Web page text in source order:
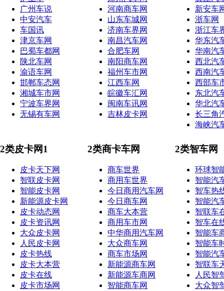
广州车说
中安汽车
车国讯
津京车网
巴蜀车都网
陕北车网
渝语车网
邯郸车态网
湘城车市网
宁波车界网
无锡有车网
河南商车网
山东车城网
济南车界网
南昌汽车网
合肥车网
南阳商车网
福州车市网
江西车网
皖徽车汇网
闽南车讯网
吉林皮卡网
新安车
浙车网
浙江车
华东汽
华南汽
西北汽
西南汽
西部车
东北汽
华北汽
长三角
海峡汽
2类皮卡网1
皮卡天下网
智联皮卡网
智能皮卡网
新能源皮卡网
皮卡动态网
皮卡资讯网
大众皮卡网
人民皮卡网
皮卡热线
皮卡大本营
皮卡在线
皮卡市场网
2类商卡车网
商车世界
商用车世界
今日商用汽车网
今日商车网
商车大本营
商用车市网
中华商用汽车网
大众商车网
商车市场网
新能源商车网
新能源车商网
智能商车网
2类智车网
环球智
智能汽
智车热
智能汽
智联车
智车在
智能车
智能车
智能汽
智联车
人民智
大众智